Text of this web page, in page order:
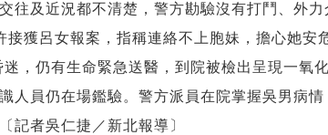
往及近況都不清楚，警方勘驗沒有打鬥、外
獲呂女報案，指稱連絡不上胞妹，擔心她安
，仍有生命緊急送醫，到院被檢出呈現一氧
人員仍在場鑑驗。警方派員在院掌握吳男病
記者吳仁捷／新北報導〕